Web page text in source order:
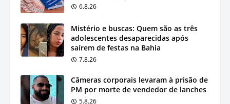
6.8.26
Mistério e buscas: Quem são as três
adolescentes desaparecidas após
saírem de festas na Bahia
7.8.26
Câmeras corporais levaram à prisão de
PM por morte de vendedor de lanches
5.8.26